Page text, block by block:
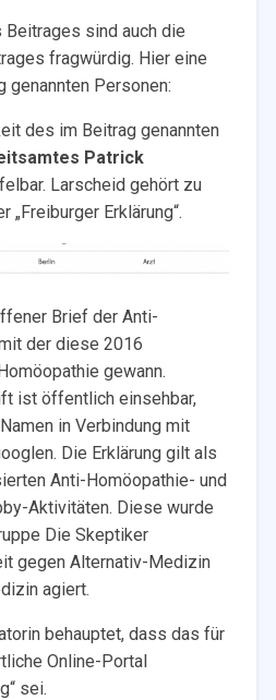
sind auch die
fragwürdig. Hier eine
genannten Personen:
des im Beitrag genannten
Patrick
Larscheid gehört zu
„Freiburger Erklärung“.
Brief der Anti-
der diese 2016
gewann.
ist öffentlich einsehbar,
in Verbindung mit
Die Erklärung gilt als
Anti-Homöopathie- und
Aktivitäten. Diese wurde
Die Skeptiker
gegen Alternativ-Medizin
agiert.
behauptet, dass das für
Online-Portal
sei.